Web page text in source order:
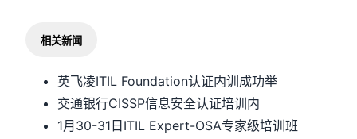
相关新闻
英飞凌ITIL Foundation认证内训成功举
交通银行CISSP信息安全认证培训内
1月30-31日ITIL Expert-OSA专家级培训班